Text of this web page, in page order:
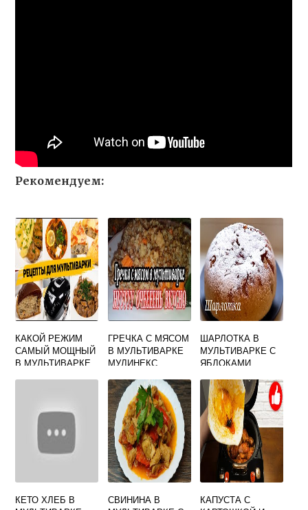
Рекомендуем:
КАКОЙ РЕЖИМ
САМЫЙ МОЩНЫЙ
В МУЛЬТИВАРКЕ
ГРЕЧКА С МЯСОМ
В МУЛЬТИВАРКЕ
МУЛИНЕКС
ШАРЛОТКА В
МУЛЬТИВАРКЕ С
ЯБЛОКАМИ
КЕТО ХЛЕБ В
СВИНИНА В
КАПУСТА С